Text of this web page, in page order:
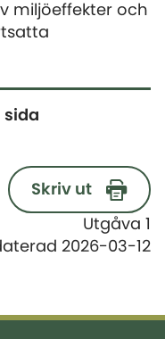
miljöeffekter och
sida
Skriv ut
Utgåva 1
2026-03-12